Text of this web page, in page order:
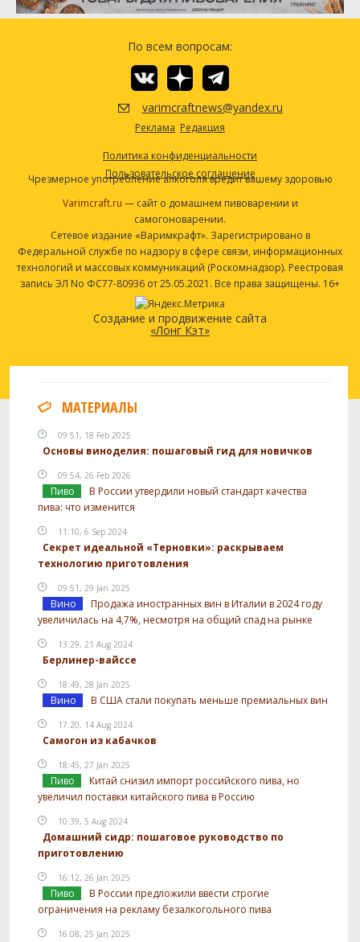
По всем вопросам:
varimcraftnews@yandex.ru
Реклама Редакция
Политика конфиденциальности
Пользовательское соглашение
Чрезмерное употребление алкоголя вредит вашему здоровью
Varimcraft.ru — сайт о домашнем пивоварении и
самогоноварении.
Сетевое издание «Варимкрафт». Зарегистрировано в
Федеральной службе по надзору в сфере связи, информационных
технологий и массовых коммуникаций (Роскомнадзор). Реестровая
запись ЭЛ No ФС77-80936 от 25.05.2021. Все права защищены. 16+
Создание и продвижение сайта
«Лонг Кэт»
МАТЕРИАЛЫ
09:51, 18 Feb 2025
Основы виноделия: пошаговый гид для новичков
09:54, 26 Feb 2026
Пиво
В России утвердили новый стандарт качества
пива: что изменится
11:10, 6 Sep 2024
Секрет идеальной «Терновки»: раскрываем
технологию приготовления
09:51, 29 Jan 2025
Вино
Продажа иностранных вин в Италии в 2024 году
увеличилась на 4,7%, несмотря на общий спад на рынке
13:29, 21 Aug 2024
Берлинер-вайссе
18:49, 28 Jan 2025
Вино В США стали покупать меньше премиальных вин
17:20, 14 Aug 2024
Самогон из кабачков
18:45, 27 Jan 2025
Пиво
Китай снизил импорт российского пива, но
увеличил поставки китайского пива в Россию
10:39, 5 Aug 2024
Домашний сидр: пошаговое руководство по
приготовлению
16:12, 26 Jan 2025
Пиво
В России предложили ввести строгие
ограничения на рекламу безалкогольного пива
16:08, 25 Jan 2025